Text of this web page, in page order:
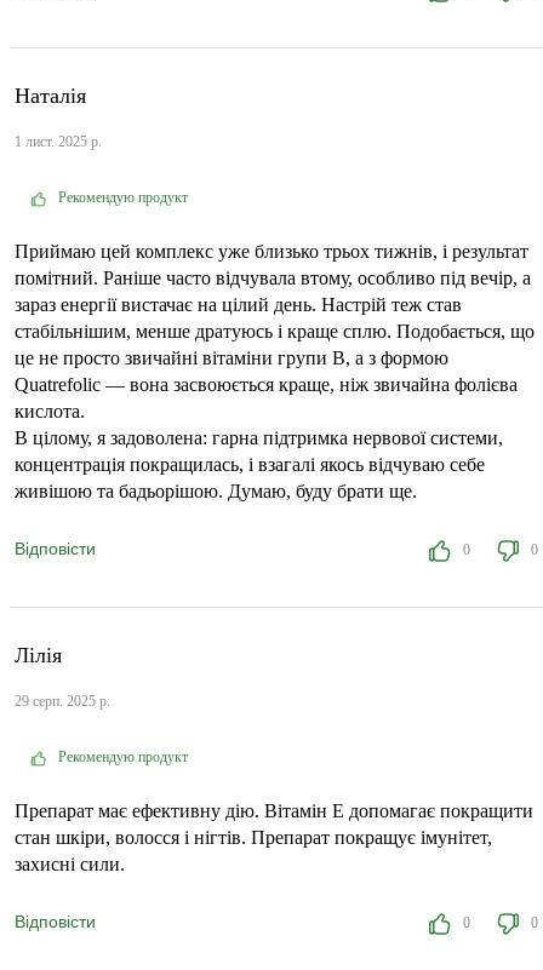
Наталія
1 лист. 2025 р.
Рекомендую продукт
Приймаю цей комплекс уже близько трьох тижнів, і результат
помітний. Раніше часто відчувала втому, особливо під вечір, а
зараз енергії вистачає на цілий день. Настрій теж став
стабільнішим, менше дратуюсь і краще сплю. Подобається, що
це не просто звичайні вітаміни групи В, а з формою
Quatrefolic — вона засвоюється краще, ніж звичайна фолієва
кислота.
В цілому, я задоволена: гарна підтримка нервової системи,
концентрація покращилась, і взагалі якось відчуваю себе
живішою та бадьорішою. Думаю, буду брати ще.
Відповісти 0 0
Лілія
29 серп. 2025 р.
Рекомендую продукт
Препарат має ефективну дію. Вітамін Е допомагає покращити
стан шкіри, волосся і нігтів. Препарат покращує імунітет,
захисні сили.
Відповісти 0 0